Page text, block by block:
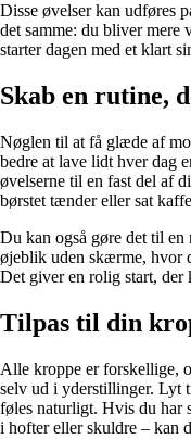
Disse øvelser kan udføres
det samme: du bliver mere
starter dagen med et klart
Skab en rutine,
Nøglen til at få glæde af
bedre at lave lidt hver dag
øvelserne til en fast del af
børstet tænder eller sat
Du kan også gøre det til en
øjeblik uden skærme, hvor
Det giver en rolig start, der
Tilpas til din
Alle kroppe er forskellige,
selv ud i yderstillinger. Lyt
føles naturligt. Hvis du har
i hofter eller skuldre – kan